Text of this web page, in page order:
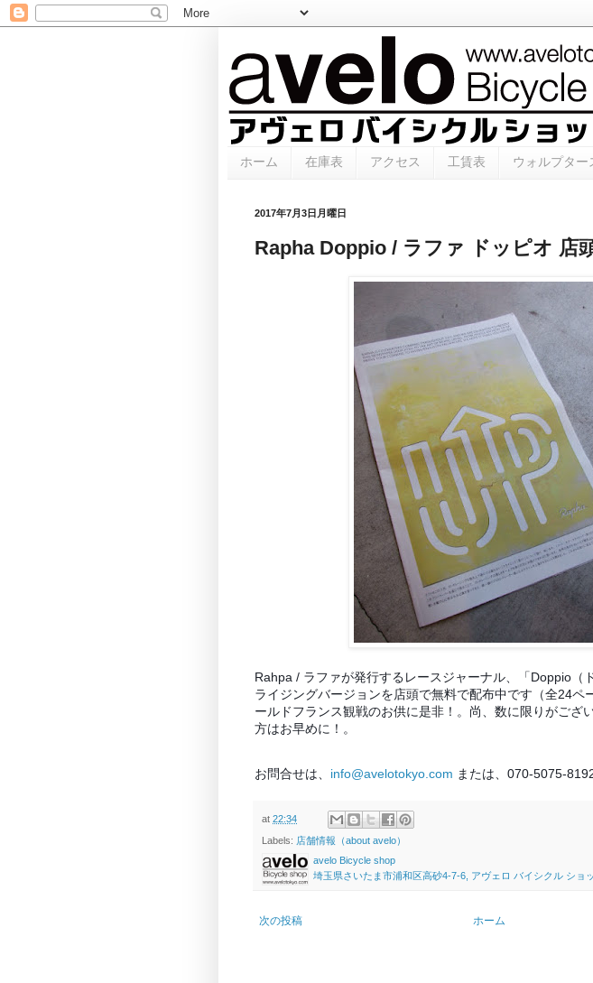
ホーム 在庫表 アクセス 工賃表 ウォルプター
2017年7月3日月曜日
Rapha Doppio / ラファ ドッピオ 店
Rahpa / ラファが発行するレースジャーナル、「Doppio（
ライジングバージョンを店頭で無料で配布中です（全24ペ
ールドフランス観戦のお供に是非！。尚、数に限りがござ
方はお早めに！。
お問合せは、 info@avelotokyo.com または、070-5075-
at 22:34
Labels: 店舗情報（about avelo）
avelo Bicycle shop
埼玉県さいたま市浦和区高砂4-7-6, アヴェロ バイシクル ショ
次の投稿 ホーム